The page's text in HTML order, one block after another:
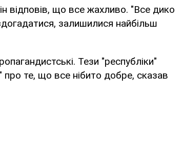
відповів, що все жахливо. "Все дико
залишилися найбільш
Тези "республіки"
про те, що все нібито добре, сказав